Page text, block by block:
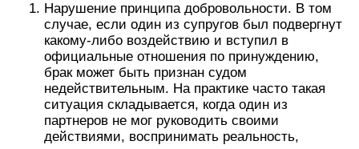
Нарушение принципа добровольности. В том
случае, если один из супругов был подвергнут
какому-либо воздействию и вступил в
официальные отношения по принуждению,
брак может быть признан судом
недействительным. На практике часто такая
ситуация складывается, когда один из
партнеров не мог руководить своими
действиями, воспринимать реальность,